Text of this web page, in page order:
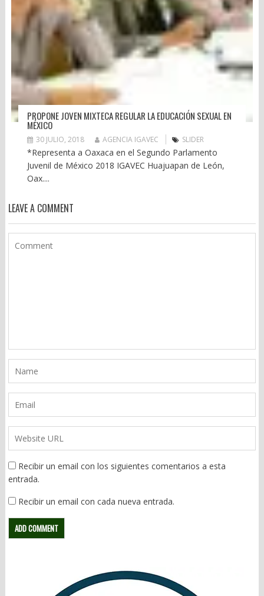
PROPONE JOVEN MIXTECA REGULAR LA EDUCACIÓN SEXUAL EN
MÉXICO
30 JULIO, 2018 AGENCIA IGAVEC SLIDER
*Representa a Oaxaca en el Segundo Parlamento
Juvenil de México 2018 IGAVEC Huajuapan de León,
Oax....
LEAVE A COMMENT
Recibir un email con los siguientes comentarios a esta
entrada.
Recibir un email con cada nueva entrada.